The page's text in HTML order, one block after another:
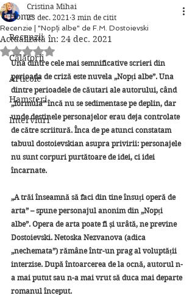
Home
Recenzii
Călătorii
Articole
Hamsteri
Interviuri
Recenzie | "Nopți albe" de F.M. Dostoievski
Cristina Mihai
23 dec. 2021 3 min de citit
Actualizată în: 24 dec. 2021
Evaluat(ă) cu NaN din 5 stele.
Una dintre cele mai semnificative scrieri din
perioada de criză este nuvela „Nopți albe”. Una
dintre perioadele de căutari ale autorului, când
„formula” încă nu se sedimentase pe deplin, dar
unde destinele personajelor erau deja controlate
de către scriitură. Înca de pe atunci constatam
tabuul dostoievskian asupra privirii: personajele
nu sunt corpuri purtătoare de idei, ci idei
încarnate.
„A trăi înseamnă să faci din tine însuți operă de
arta” – spune personajul anonim din „Nopți
albe”. Opera de arta poate fi și urâtă, ne previne
Dostoievski. Netoska Nezvanova (adica
„nechemata”) rămâne într-un prag al voluptății
interzise. După întoarcerea de la ocnă, autorul n-
a mai putut sau n-a mai vrut să duca mai departe
romanul început.